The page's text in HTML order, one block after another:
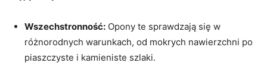
Wszechstronność: Opony te sprawdzają się w
różnorodnych ⁤warunkach, od mokrych nawierzchni‌ po
piaszczyste i kamieniste szlaki.